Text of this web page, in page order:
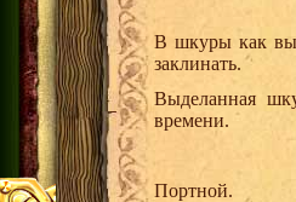
В шкуры как
заклинать.
Выделанная
времени.
Портной.